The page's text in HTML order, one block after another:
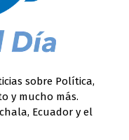
sobre Política,
y mucho más.
Ecuador y el